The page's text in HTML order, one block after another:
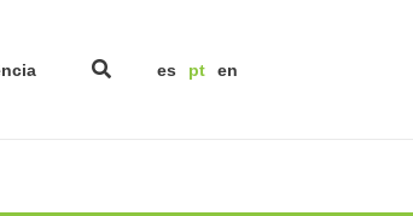
es pt en